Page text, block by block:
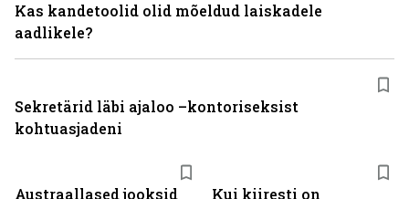
Austraallased jooksid
Kui kiiresti on
Kas kandetoolid olid mõeldud laiskadele
aadlikele?
Sekretärid läbi ajaloo –kontoriseksist
kohtuasjadeni